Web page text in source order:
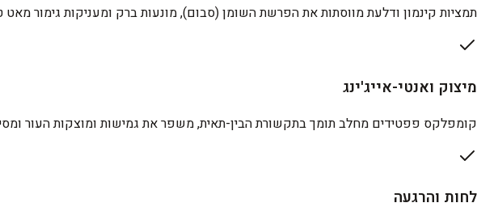
תמציות קינמון ודלעת מווסתות את הפרשת השומן (סבום), מונעות ברק ומעניקות גימור מאט
מיצוק ואנטי-אייג'ינג
קומפלקס פפטידים מחלב תומך בתקשורת הבין-תאית, משפר את גמישות ומוצקות העור
לחות והרגעה